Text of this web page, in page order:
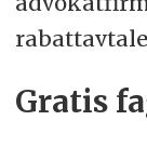
Gratis